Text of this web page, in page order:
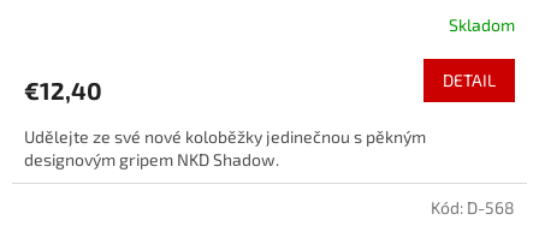
Skladom
€12,40 DETAIL
Udělejte ze své nové koloběžky jedinečnou s pěkným
designovým gripem NKD Shadow.
Kód: D-568